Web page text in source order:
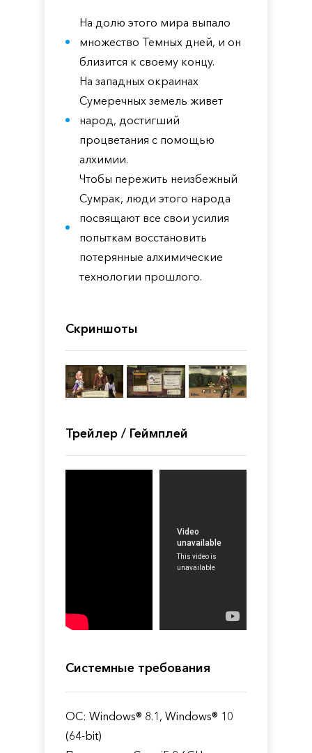
На долю этого мира выпало
множество Темных дней, и он
близится к своему концу.
На западных окраинах
Сумеречных земель живет
народ, достигший
процветания с помощью
алхимии.
Чтобы пережить неизбежный
Сумрак, люди этого народа
посвящают все свои усилия
попыткам восстановить
потерянные алхимические
технологии прошлого.
Скриншоты
Трейлер / Геймплей
Системные требования
ОС: Windows® 8.1, Windows® 10
(64-bit)